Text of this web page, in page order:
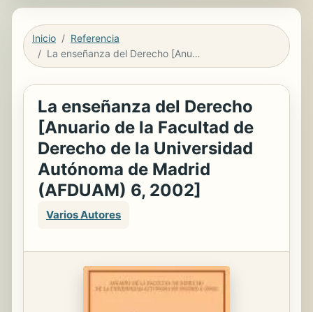
Inicio
Referencia
La enseñanza del Derecho [Anuario de la Facultad de Derecho de la Universidad Autónoma de Madrid (AFDUAM) 6, 2002]
La enseñanza del Derecho
[Anuario de la Facultad de
Derecho de la Universidad
Autónoma de Madrid
(AFDUAM) 6, 2002]
Varios Autores